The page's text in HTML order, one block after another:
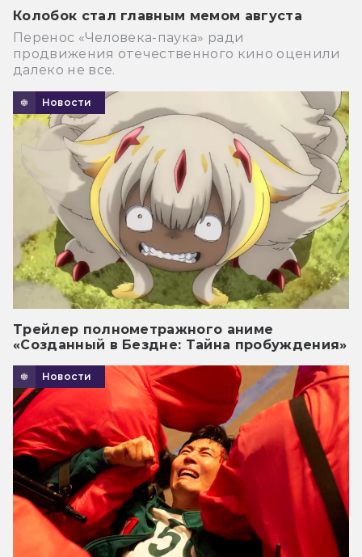
Колобок стал главным мемом августа
Перенос «Человека-паука» ради
продвижения отечественного кино оценили
далеко не все.
Новости
Трейлер полнометражного аниме
«Созданный в Бездне: Тайна пробуждения»
Новости